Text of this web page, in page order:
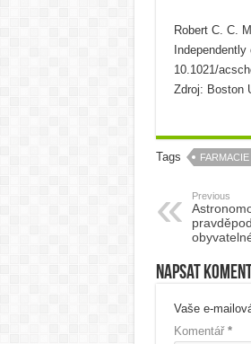
Robert C. C.
10.1021/
Zdroj: Boston
Tags FARMACIE
Previous
Napsat
Vaše e-
Komentář *